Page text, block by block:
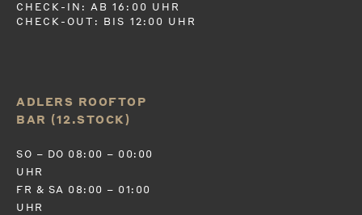
CHECK-IN: AB 16:00 UHR
CHECK-OUT: BIS 12:00 UHR
ADLERS ROOFTOP
BAR (12.STOCK)
SO – DO 08:00 – 00:00
UHR
FR & SA 08:00 – 01:00
UHR